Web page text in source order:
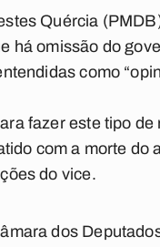
Quércia
há omissão do
como
fazer este tipo
com a morte
do vice.
dos